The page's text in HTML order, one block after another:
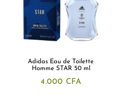
Adidas Eau de Toilette
Homme STAR 50 ml
4.000 CFA